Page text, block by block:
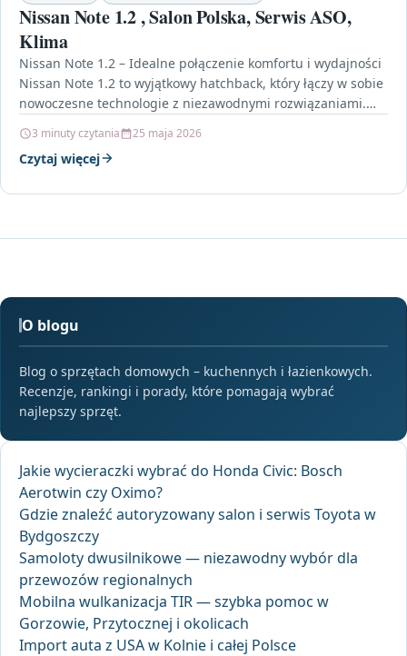
Nissan Note 1.2 , Salon Polska, Serwis ASO,
Klima
Nissan Note 1.2 – Idealne połączenie komfortu i wydajności
Nissan Note 1.2 to wyjątkowy hatchback, który łączy w sobie
nowoczesne technologie z niezawodnymi rozwiązaniami.…
3 minuty czytania 25 maja 2026
Czytaj więcej
O blogu
Blog o sprzętach domowych – kuchennych i łazienkowych.
Recenzje, rankingi i porady, które pomagają wybrać
najlepszy sprzęt.
Jakie wycieraczki wybrać do Honda Civic: Bosch
Aerotwin czy Oximo?
Gdzie znaleźć autoryzowany salon i serwis Toyota w
Bydgoszczy
Samoloty dwusilnikowe — niezawodny wybór dla
przewozów regionalnych
Mobilna wulkanizacja TIR — szybka pomoc w
Gorzowie, Przytocznej i okolicach
Import auta z USA w Kolnie i całej Polsce